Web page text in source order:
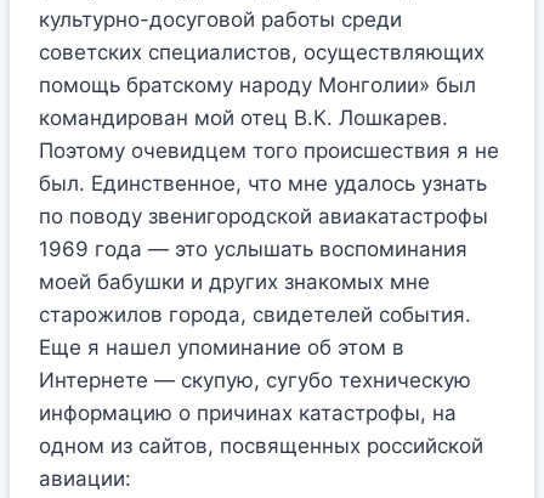
культурно-досуговой работы среди
советских специалистов, осуществляющих
помощь братскому народу Монголии» был
командирован мой отец В.К. Лошкарев.
Поэтому очевидцем того происшествия я не
был. Единственное, что мне удалось узнать
по поводу звенигородской авиакатастрофы
1969 года — это услышать воспоминания
моей бабушки и других знакомых мне
старожилов города, свидетелей события.
Еще я нашел упоминание об этом в
Интернете — скупую, сугубо техническую
информацию о причинах катастрофы, на
одном из сайтов, посвященных российской
авиации: